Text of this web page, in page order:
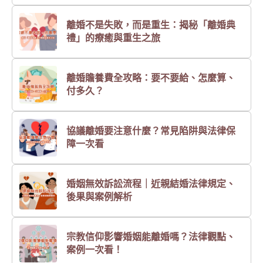
離婚不是失敗，而是重生：揭秘「離婚典
禮」的療癒與重生之旅
離婚贍養費全攻略：要不要給、怎麼算、
付多久？
協議離婚要注意什麼？常見陷阱與法律保
障一次看
婚姻無效訴訟流程｜近親結婚法律規定、
後果與案例解析
宗教信仰影響婚姻能離婚嗎？法律觀點、
案例一次看！